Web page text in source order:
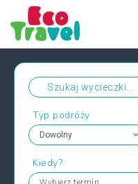
Typ podróży
Kiedy?